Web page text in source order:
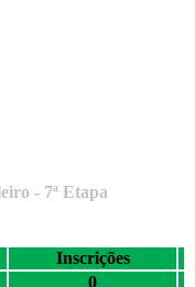
- 7ª Etapa
Inscrições
0